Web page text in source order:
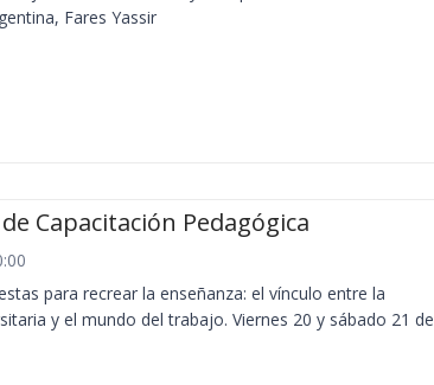
Fares Yassir
Capacitación Pedagógica
para recrear la enseñanza: el vínculo entre la
y el mundo del trabajo. Viernes 20 y sábado 21 de